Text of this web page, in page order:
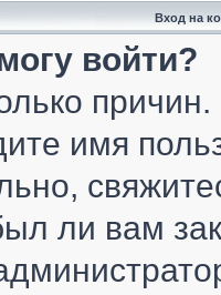
Вход на
войти?
имя
ли вам